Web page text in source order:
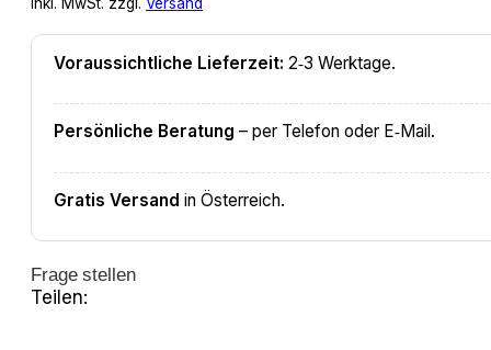
war:
inkl. MwSt. zzgl. Versand
Voraussichtliche Lieferzeit: 2‑3 Werktage.
Persönliche Beratung – per Telefon oder E‑Mail.
Gratis Versand in Österreich.
Frage stellen
Teilen: